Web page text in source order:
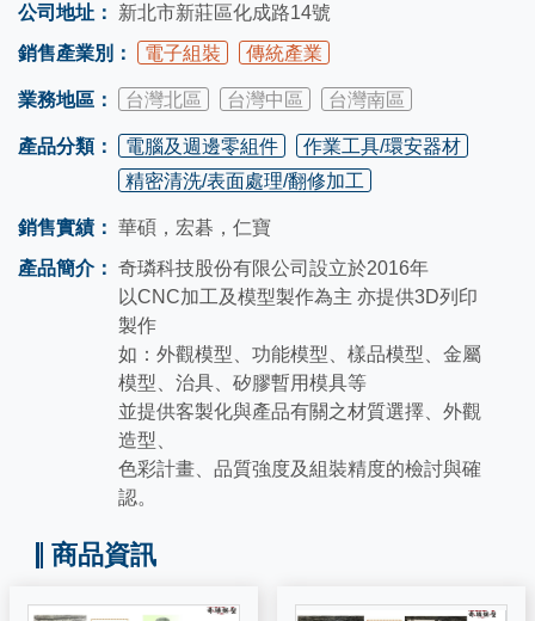
公司地址：
新北市新莊區化成路14號
銷售產業別：
電子組裝 傳統產業
業務地區： 台灣北區 台灣中區 台灣南區
產品分類： 電腦及週邊零組件
作業工具/環安器材
精密清洗/表面處理/翻修加工
銷售實績： 華碩，宏碁，仁寶
產品簡介： 奇璘科技股份有限公司設立於2016年
以CNC加工及模型製作為主 亦提供3D列印
製作
如：外觀模型、功能模型、樣品模型、金屬
模型、治具、矽膠暫用模具等
並提供客製化與產品有關之材質選擇、外觀
造型、
色彩計畫、品質強度及組裝精度的檢討與確
認。
商品資訊